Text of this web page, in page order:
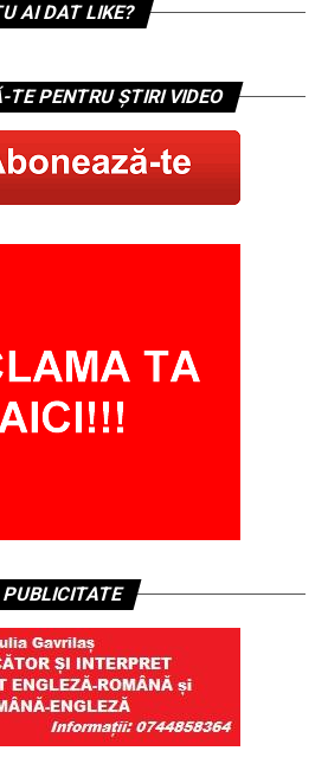
AI DAT LIKE?
TE PENTRU ȘTIRI VIDEO
PUBLICITATE